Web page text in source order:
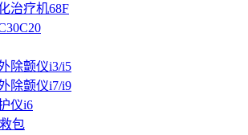
治疗机68F
除颤仪i3/i5
除颤仪i7/i9
仪i6
包